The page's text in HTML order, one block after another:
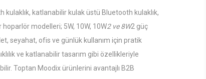
katlanabilir kulak üstü Bluetooth kulaklık,
hoparlör modelleri; 5W, 10W, 10W2 ve 8W2 güç
seyahat, ofis ve günlük kullanım için pratik
ve katlanabilir tasarım gibi özellikleriyle
Toptan Moodix ürünlerini avantajlı B2B